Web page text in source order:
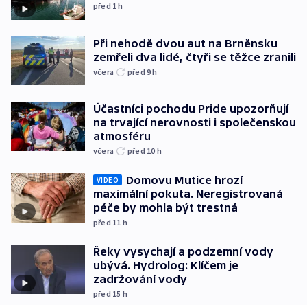
před 1h
Při nehodě dvou aut na Brněnsku
zemřeli dva lidé, čtyři se těžce zranili
včera před 9h
Účastníci pochodu Pride upozorňují
na trvající nerovnosti i společenskou
atmosféru
včera před 10 h
VIDEO
Domovu Mutice hrozí
maximální pokuta. Neregistrovaná
péče by mohla být trestná
před 11 h
Řeky vysychají a podzemní vody
ubývá. Hydrolog: Klíčem je
zadržování vody
před 15 h